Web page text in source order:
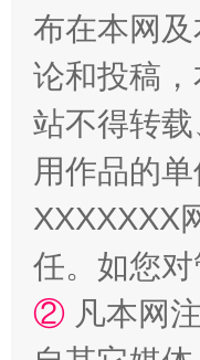
“蜀中异人”王
布在本网
论和投稿
站不得转
用作品的
XXXXXXX
任。如您
② 凡本网